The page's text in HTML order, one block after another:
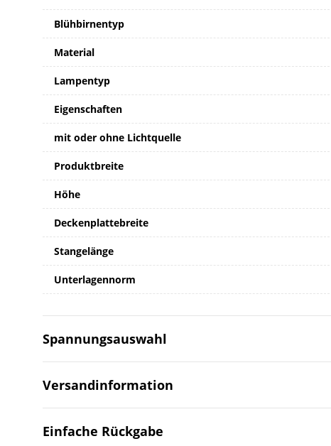
Blühbirnentyp
Material
Lampentyp
Eigenschaften
mit oder ohne Lichtquelle
Produktbreite
Höhe
Deckenplattebreite
Stangelänge
Unterlagennorm
Spannungsauswahl
Versandinformation
Einfache Rückgabe